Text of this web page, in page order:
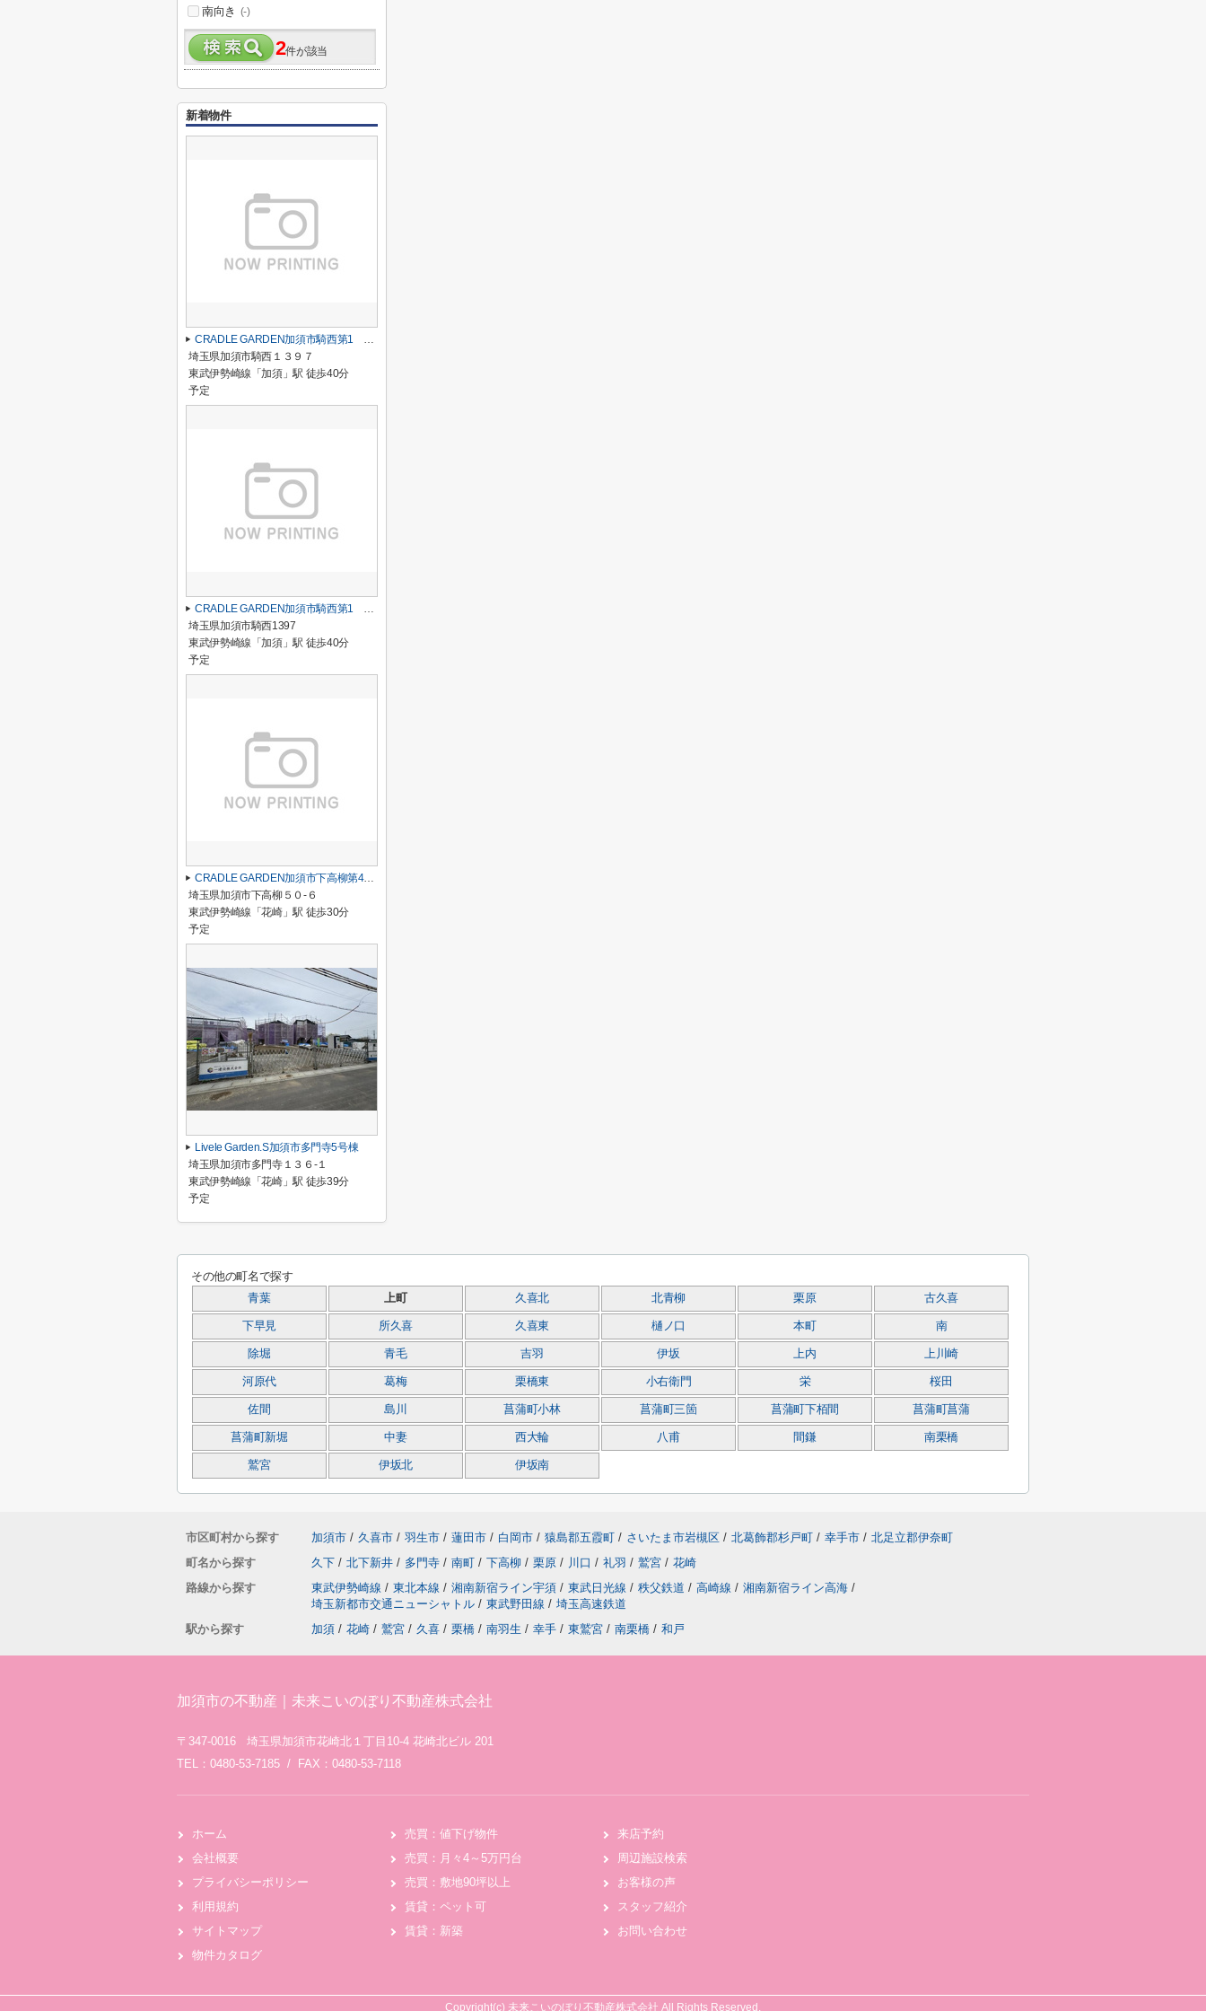
南向き (-)
2件が該当
新着物件
CRADLE GARDEN加須市騎西第1 1号棟
埼玉県加須市騎西１３９７
東武伊勢崎線「加須」駅 徒歩40分
予定
CRADLE GARDEN加須市騎西第1 2号棟
埼玉県加須市騎西1397
東武伊勢崎線「加須」駅 徒歩40分
予定
CRADLE GARDEN加須市下高柳第4 1号棟
埼玉県加須市下高柳５０-６
東武伊勢崎線「花崎」駅 徒歩30分
予定
Livele Garden.S加須市多門寺5号棟
埼玉県加須市多門寺１３６-１
東武伊勢崎線「花崎」駅 徒歩39分
予定
その他の町名で探す
青葉 上町 久喜北 北青柳 栗原 古久喜
下早見 所久喜 久喜東 樋ノ口 本町 南
除堀 青毛 吉羽 伊坂 上内 上川崎
河原代 葛梅 栗橋東 小右衛門 栄 桜田
佐間 島川 菖蒲町小林 菖蒲町三箇 菖蒲町下栢間 菖蒲町菖蒲
菖蒲町新堀 中妻 西大輪 八甫 間鎌 南栗橋
鷲宮 伊坂北 伊坂南
市区町村から探す 加須市 / 久喜市 / 羽生市 / 蓮田市 / 白岡市 / 猿島郡五霞町 / さいたま市岩槻区 / 北葛飾郡杉戸町 / 幸手市 / 北足立郡伊奈町
町名から探す
久下 / 北下新井 / 多門寺 / 南町 / 下高柳 / 栗原 / 川口 / 礼羽 / 鷲宮 / 花崎
路線から探す
東武伊勢崎線 / 東北本線 / 湘南新宿ライン宇須 / 東武日光線 / 秩父鉄道 / 高崎線 / 湘南新宿ライン高海 /
埼玉新都市交通ニューシャトル / 東武野田線 / 埼玉高速鉄道
駅から探す
加須 / 花崎 / 鷲宮 / 久喜 / 栗橋 / 南羽生 / 幸手 / 東鷲宮 / 南栗橋 / 和戸
加須市の不動産｜未来こいのぼり不動産株式会社
〒347-0016 埼玉県加須市花崎北１丁目10-4 花崎北ビル 201
TEL：0480-53-7185 / FAX：0480-53-7118
ホーム
会社概要
プライバシーポリシー
利用規約
サイトマップ
物件カタログ
売買：値下げ物件
売買：月々4～5万円台
売買：敷地90坪以上
賃貸：ペット可
賃貸：新築
来店予約
周辺施設検索
お客様の声
スタッフ紹介
お問い合わせ
Copyright(c) 未来こいのぼり不動産株式会社 All Rights Reserved.